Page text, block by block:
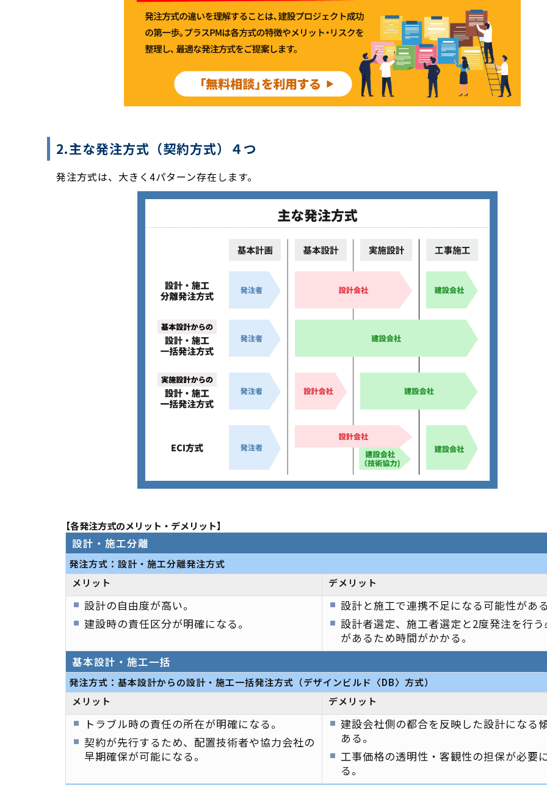
2.主な発注方式（契約方式）４つ
発注方式は、大きく4パターン存在します。
【各発注方式のメリット・デメリット】
設計・施工分離
発注方式：設計・施工分離発注方式
メリット
デメリット
設計の自由度が高い。
建設時の責任区分が明確になる。
設計と施工で連携不足になる可能性がある
設計者選定、施工者選定と2度発注を行う
があるため時間がかかる。
基本設計・施工一括
発注方式：基本設計からの設計・施工一括発注方式（デザインビルド〈DB〉方式）
メリット
デメリット
トラブル時の責任の所在が明確になる。
契約が先行するため、配置技術者や協力会社の
早期確保が可能になる。
建設会社側の都合を反映した設計になる
ある。
工事価格の透明性・客観性の担保が必要
る。